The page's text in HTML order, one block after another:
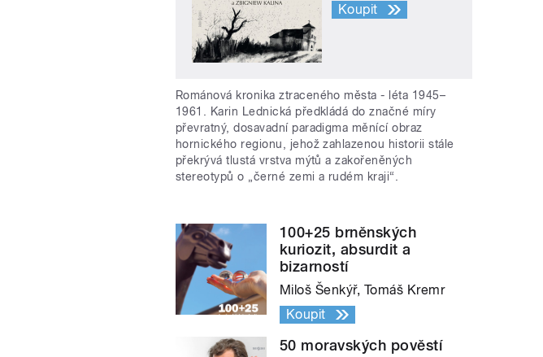
Koupit
Románová kronika ztraceného města - léta 1945–
1961. Karin Lednická předkládá do značné míry
převratný, dosavadní paradigma měnící obraz
hornického regionu, jehož zahlazenou historii stále
překrývá tlustá vrstva mýtů a zakořeněných
stereotypů o „černé zemi a rudém kraji“.
100+25 brněnských
kuriozit, absurdit a
bizarností
Miloš Šenkýř, Tomáš Kremr
Koupit
50 moravských pověstí